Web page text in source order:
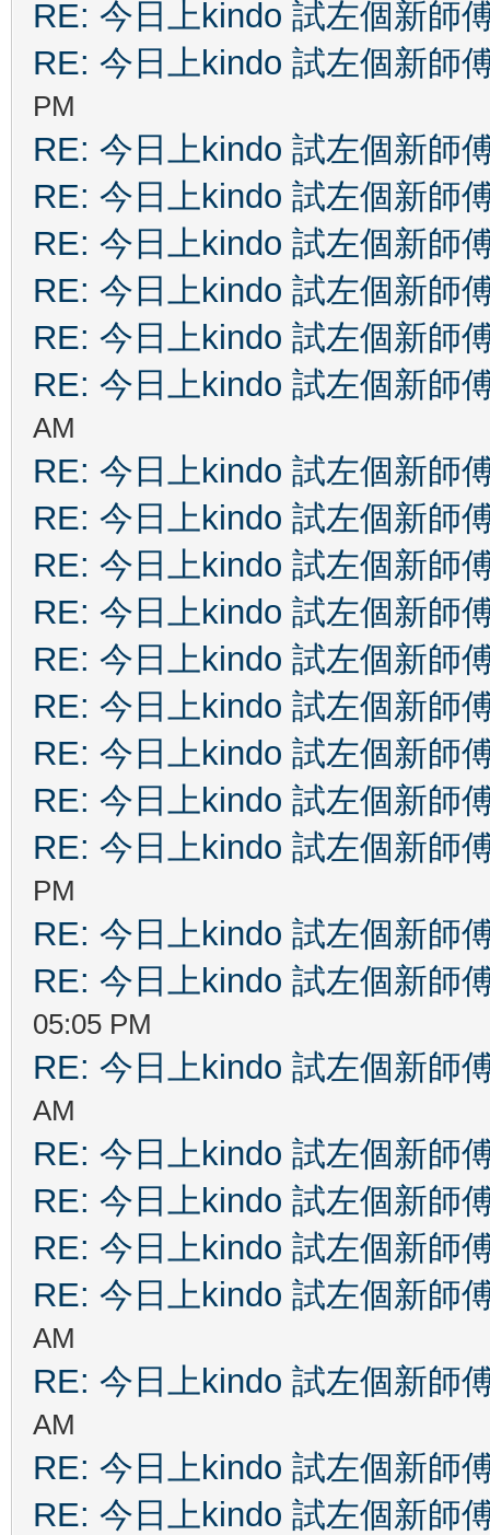
RE: 今日上kindo 試左個新師
RE: 今日上kindo 試左個新師
PM
RE: 今日上kindo 試左個新師
RE: 今日上kindo 試左個新師
RE: 今日上kindo 試左個新師
RE: 今日上kindo 試左個新師
RE: 今日上kindo 試左個新師
RE: 今日上kindo 試左個新師
AM
RE: 今日上kindo 試左個新師
RE: 今日上kindo 試左個新師
RE: 今日上kindo 試左個新師
RE: 今日上kindo 試左個新師
RE: 今日上kindo 試左個新師
RE: 今日上kindo 試左個新師
RE: 今日上kindo 試左個新師
RE: 今日上kindo 試左個新師
RE: 今日上kindo 試左個新師
PM
RE: 今日上kindo 試左個新師
RE: 今日上kindo 試左個新師
05:05 PM
RE: 今日上kindo 試左個新師
AM
RE: 今日上kindo 試左個新師
RE: 今日上kindo 試左個新師
RE: 今日上kindo 試左個新師
RE: 今日上kindo 試左個新師
AM
RE: 今日上kindo 試左個新師
AM
RE: 今日上kindo 試左個新師
RE: 今日上kindo 試左個新師